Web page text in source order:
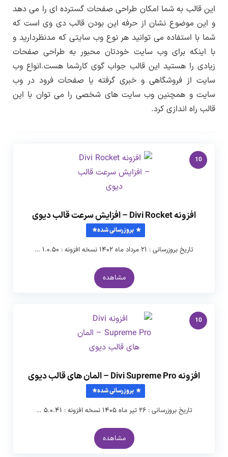
منتظر انتشار نسخه بروزرسانی توسط طراح اصلی
محصول باشید.
انتشار نسخه جدید هر محصول از بخش اطلاع
رسانیبروزرسانی در سایت لرن دی الاطلاع رسانی
می شود.
این قالب به شما امکان طراحی صفحات گسترده ای را می دهد
و این موضوع نشان از حرفه این بودن قالب دی وی است که
شما با استفاده می توانید هر نوع وب سایتی که مدنظردارید و
با اینکه برای وب سایت خودتان محبور به طراحی صفحات
زیادی را هستید این قالب جواب گوی کارشما هست.انواع وب
سایت از فروشگاهی و خبری گرفته یا صفحات فرود در وب
سایت و همچنین وب سایت های شخصی را می توان با این
قالب راه اندازی کرد.
10
افزونه Divi Rocket – افزایش سرعت قالب دیوی
بروزرسانی شده
تاریخ بروزرسانی : ۲۱ مرداد ماه ۱۴۰۲ نسخه افزونه : ۱.۰.۵۰ …
مشاهده
10
افزونه Divi Supreme Pro – المان های قالب دیوی
بروزرسانی شده
تاریخ بروزرسانی : ۲۶ تیر ماه ۱۴۰۵ نسخه افزونه : ۵.۰.۴۱ …
مشاهده